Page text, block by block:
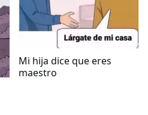
Mi hija dice que eres
maestro